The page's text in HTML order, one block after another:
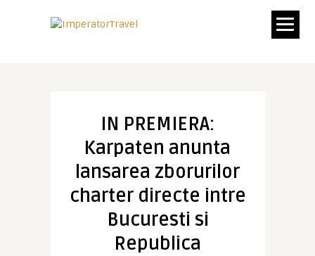
IN PREMIERA:
Karpaten anunta
lansarea zborurilor
charter directe intre
Bucuresti si
Republica